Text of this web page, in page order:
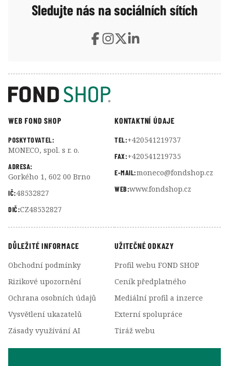
Sledujte nás na sociálních sítích
WEB FOND SHOP
POSKYTOVATEL:
MONECO, spol. s r. o.
ADRESA:
Gorkého 1, 602 00 Brno
IČ:48532827
DIČ:CZ48532827
KONTAKTNÍ ÚDAJE
TEL:+420541219737
FAX:+420541219735
E-MAIL:moneco@fondshop.cz
WEB:www.fondshop.cz
DŮLEŽITÉ INFORMACE
Obchodní podmínky
Rizikové upozornění
Ochrana osobních údajů
Vysvětlení ukazatelů
Zásady využívání AI
UŽITEČNÉ ODKAZY
Profil webu FOND SHOP
Ceník předplatného
Mediální profil a inzerce
Externí spolupráce
Tiráž webu